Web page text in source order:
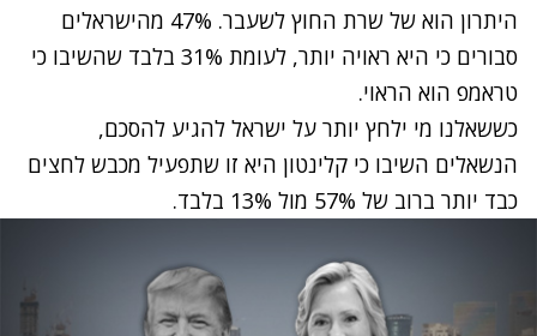
היתרון הוא של שרת החוץ לשעבר. 47% מהישראלים
סבורים כי היא ראויה יותר, לעומת 31% בלבד שהשיבו כי
טראמפ הוא הראוי.
כששאלנו מי ילחץ יותר על ישראל להגיע להסכם,
הנשאלים השיבו כי קלינטון היא זו שתפעיל מכבש לחצים
כבד יותר ברוב של 57% מול 13% בלבד.